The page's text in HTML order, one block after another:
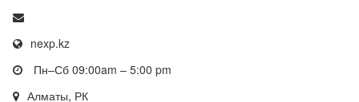
nexp.kz
Пн–Сб 09:00am – 5:00 pm
Алматы, РК